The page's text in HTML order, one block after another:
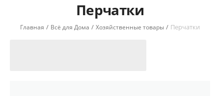
Перчатки
Главная / Всё для Дома / Хозяйственные товары / Перчатки